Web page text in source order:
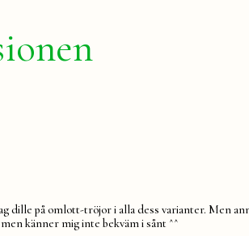
dille på omlott-tröjor i alla dess varianter. Men
känner mig inte bekväm i sånt ^^